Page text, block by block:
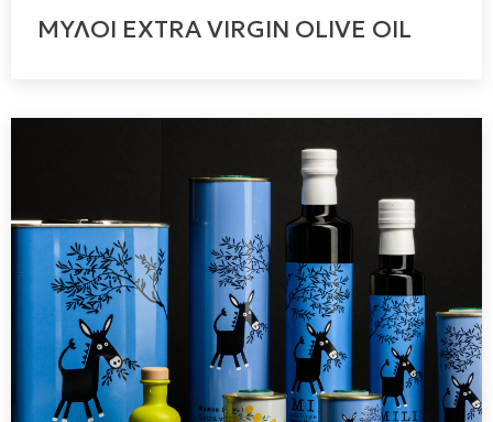
ΜΥΛΟΙ EXTRA VIRGIN OLIVE OIL